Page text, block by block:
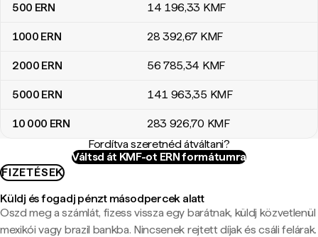
500 ERN 14 196,33 KMF
1000 ERN 28 392,67 KMF
2000 ERN 56 785,34 KMF
5000 ERN 141 963,35 KMF
10 000 ERN 283 926,70 KMF
Fordítva szeretnéd átváltani?
Váltsd át KMF-ot ERN formátumra
FIZETÉSEK
Küldj és fogadj pénzt másodpercek alatt
Oszd meg a számlát, fizess vissza egy barátnak, küldj közvetlenül
mexikói vagy brazil bankba. Nincsenek rejtett díjak és csáli felárak.